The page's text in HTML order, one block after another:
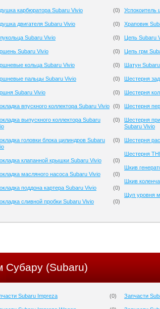
карбюратора Subaru Vivio (0)
двигателя Subaru Vivio (0)
Subaru Vivio (0)
Subaru Vivio (0)
кольца Subaru Vivio (0)
пальцы Subaru Vivio (0)
Subaru Vivio (0)
впускного коллектора Subaru Vivio (0)
выпускного коллектора Subaru
(0)
головки блока цилиндров Subaru
(0)
клапанной крышки Subaru Vivio (0)
масляного насоса Subaru Vivio (0)
поддона картера Subaru Vivio (0)
сливной пробки Subaru Vivio (0)
Успокоитель
Храповик
Цепь Subaru
Цепь грм
Шатун
Шестерня
Шестерня
Шестерня
Шестерня
Subaru Vivio
Шестерня
Шестерня
Шкив
Шкив
Щуп уровня
Субару (Subaru)
Subaru Impreza (0) Запчасти